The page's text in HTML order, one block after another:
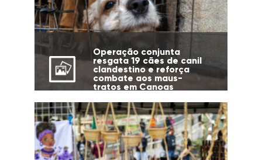
Operação conjunta
resgata 19 cães de canil
clandestino e reforça
combate aos maus-
tratos em Canoas